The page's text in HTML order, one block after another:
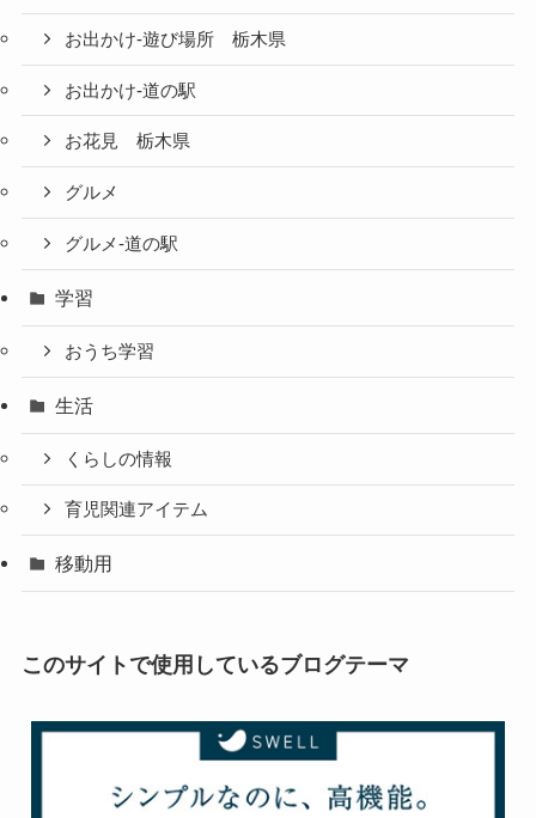
お出かけ-遊び場所 栃木県
お出かけ-道の駅
お花見 栃木県
グルメ
グルメ-道の駅
学習
おうち学習
生活
くらしの情報
育児関連アイテム
移動用
このサイトで使用しているブログテーマ